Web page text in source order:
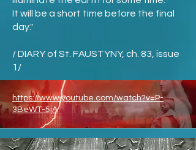
It will be a short time before the final
day."
/ DIARY of St. FAUSTYNY, ch. 83, issue
1/
https://www.youtube.com/watch?v=P-
3BeWT-5jA